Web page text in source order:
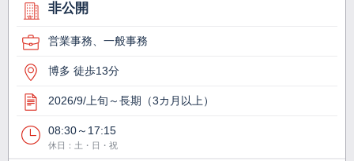
非公開
営業事務、一般事務
博多 徒歩13分
2026/9/上旬～長期（3カ月以上）
08:30～17:15
休日：土・日・祝